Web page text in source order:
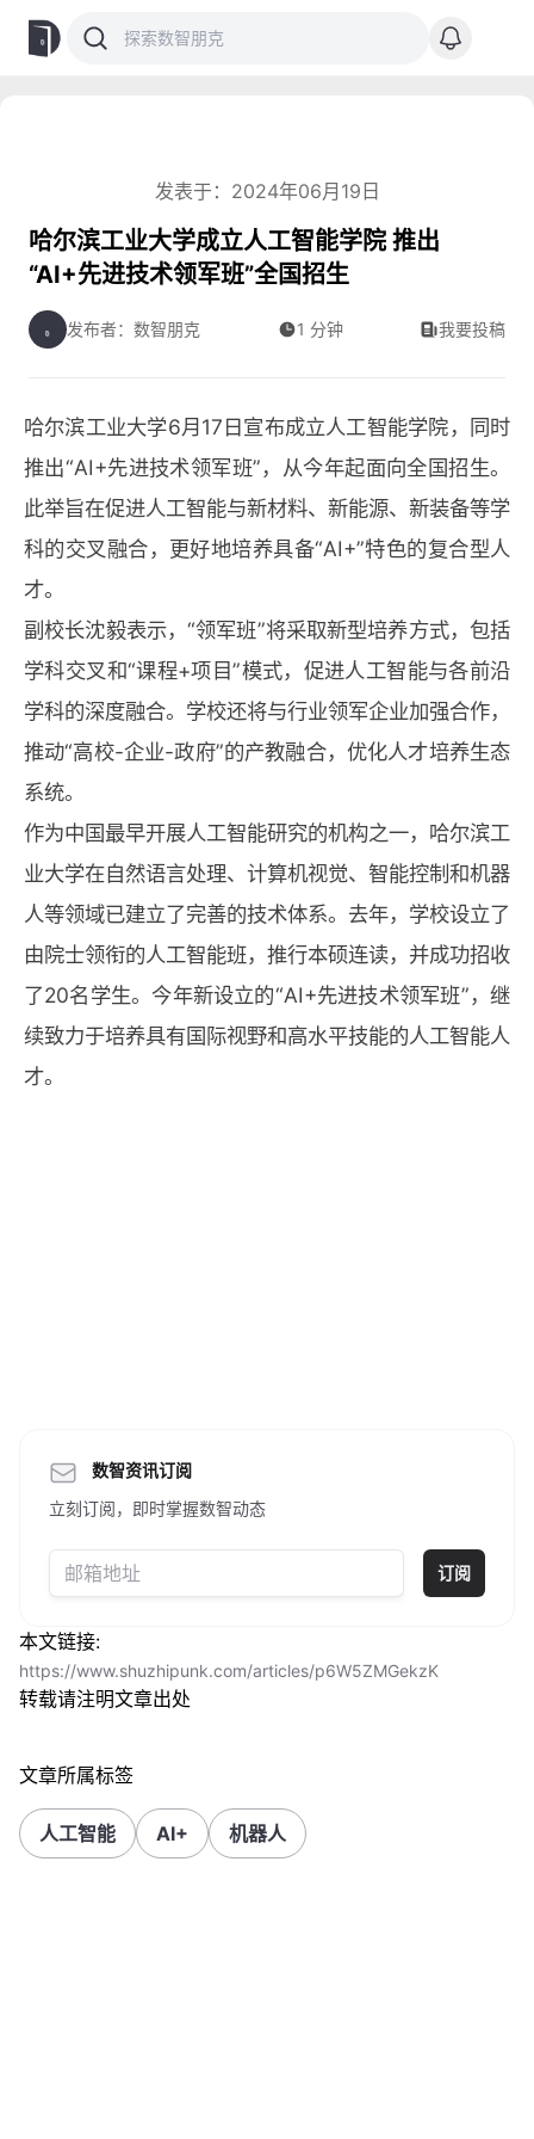
发表于：2024年06月19日
哈尔滨工业大学成立人工智能学院 推出
“AI+先进技术领军班”全国招生
发布者：数智朋克 1 分钟 我要投稿
哈尔滨工业大学6月17日宣布成立人工智能学院，同时
推出“AI+先进技术领军班”，从今年起面向全国招生。
此举旨在促进人工智能与新材料、新能源、新装备等学
科的交叉融合，更好地培养具备“AI+”特色的复合型人
才。
副校长沈毅表示，“领军班”将采取新型培养方式，包括
学科交叉和“课程+项目”模式，促进人工智能与各前沿
学科的深度融合。学校还将与行业领军企业加强合作，
推动“高校-企业-政府”的产教融合，优化人才培养生态
系统。
作为中国最早开展人工智能研究的机构之一，哈尔滨工
业大学在自然语言处理、计算机视觉、智能控制和机器
人等领域已建立了完善的技术体系。去年，学校设立了
由院士领衔的人工智能班，推行本硕连读，并成功招收
了20名学生。今年新设立的“AI+先进技术领军班”，继
续致力于培养具有国际视野和高水平技能的人工智能人
才。
数智资讯订阅
立刻订阅，即时掌握数智动态
订阅
本文链接:
https://www.shuzhipunk.com/articles/p6W5ZMGekzK
转载请注明文章出处
文章所属标签
人工智能 AI+ 机器人